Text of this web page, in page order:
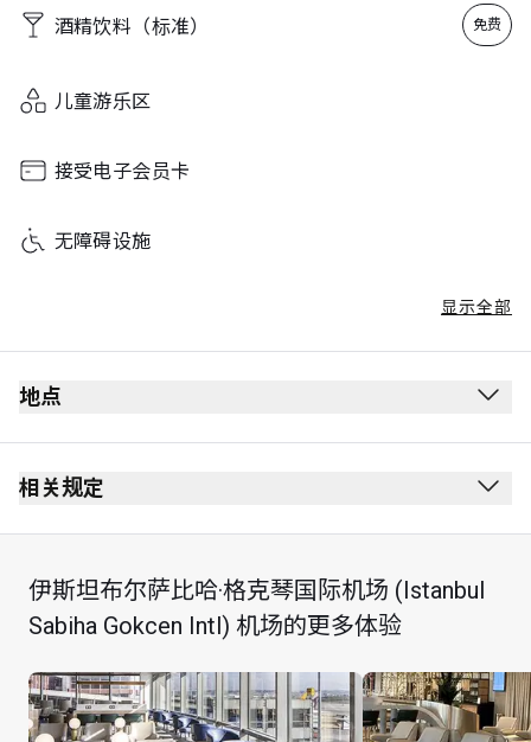
Friday 00:00 - 23:59
Sunday
酒精饮料（标准） 免费
儿童游乐区
接受电子会员卡
无障碍设施
显示全部
地点
出发
安全检查站后方
相关规定
该贵宾室设有吸烟室
无着装要求
最多可逗留 2 小时
伊斯坦布尔萨比哈·格克琴国际机场 (Istanbul
Sabiha Gokcen Intl) 机场的更多体验